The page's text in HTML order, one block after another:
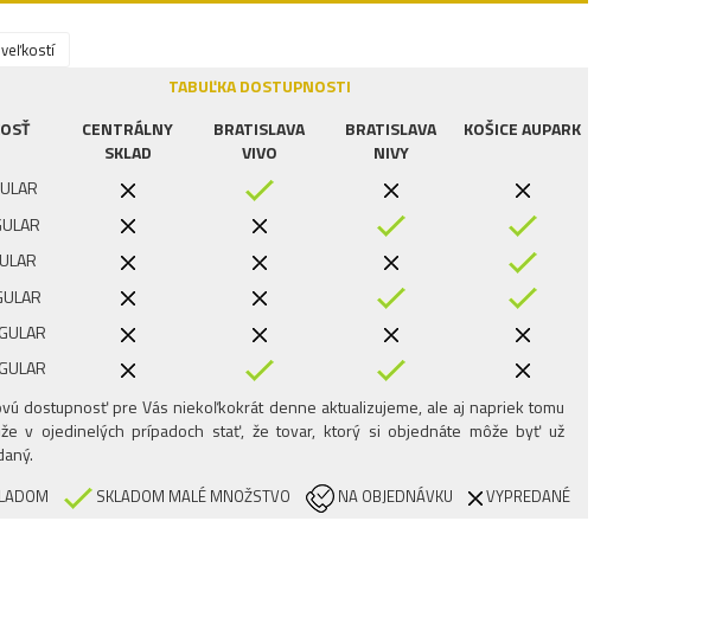
TABUĽKA DOSTUPNOSTI
CENTRÁLNY
SKLAD
BRATISLAVA
VIVO
BRATISLAVA
NIVY
KOŠICE AUPARK
dostupnosť pre Vás niekoľkokrát denne aktualizujeme, ale aj napriek tomu
v ojedinelých prípadoch stať, že tovar, ktorý si objednáte môže byť už
SKLADOM MALÉ MNOŽSTVO NA OBJEDNÁVKU VYPREDANÉ